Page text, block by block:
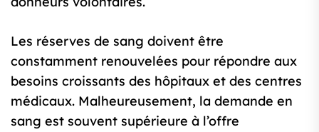
Les réserves de sang doivent être
constamment renouvelées pour répondre aux
besoins croissants des hôpitaux et des centres
médicaux. Malheureusement, la demande en
sang est souvent supérieure à l’offre